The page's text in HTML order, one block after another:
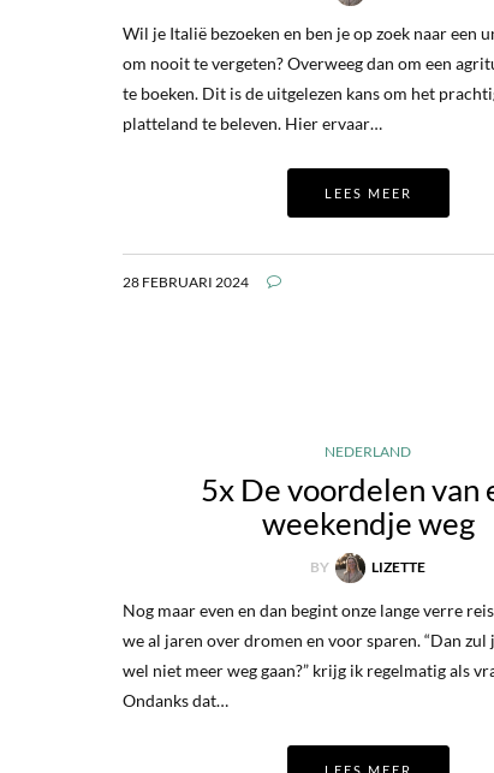
Wil je Italië bezoeken en ben je op zoek naar een
om nooit te vergeten? Overweeg dan om een
te boeken. Dit is de uitgelezen kans om het
platteland te beleven. Hier ervaar…
LEES MEER
28 FEBRUARI 2024
NEDERLAND
5x De voordelen van
weekendje weg
BY LIZETTE
Nog maar even en dan begint onze lange verre
we al jaren over dromen en voor sparen. “Dan
wel niet meer weg gaan?” krijg ik regelmatig als
Ondanks dat…